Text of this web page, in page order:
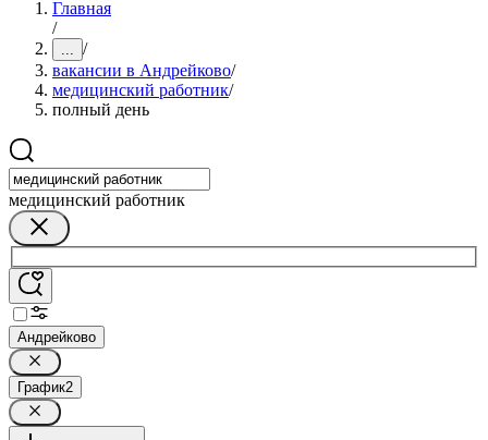
Главная
/
... /
вакансии в Андрейково/
медицинский работник/
полный день
медицинский работник
Андрейково
График2